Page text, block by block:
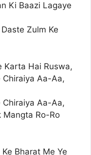
Ki Baazi Lagaye
Zulm Ke
Karta Hai Ruswa,
Chiraiya Aa-Aa,
Chiraiya Aa-Aa,
Mangta Ro-Ro
Bharat Me Ye